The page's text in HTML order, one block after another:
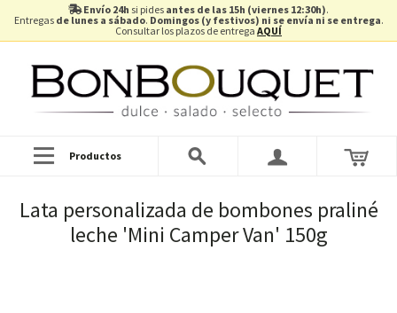
Envío 24h si pides antes de las 15h (viernes 12:30h).
Entregas de lunes a sábado. Domingos (y festivos) ni se envía ni se entrega.
Consultar los plazos de entrega AQUÍ
Productos
Lata personalizada de bombones praliné
leche 'Mini Camper Van' 150g